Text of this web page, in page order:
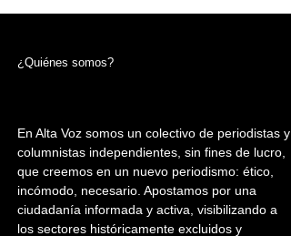
¿Quiénes somos?
En Alta Voz somos un colectivo de periodistas y
columnistas independientes, sin fines de lucro,
que creemos en un nuevo periodismo: ético,
incómodo, necesario. Apostamos por una
ciudadanía informada y activa, visibilizando a
los sectores históricamente excluidos y